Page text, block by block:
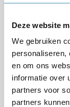
Deze website
We gebruiken
personaliseren,
en om ons
informatie over
partners voor
partners
Quid du
toiture
Après avoir
carport, une
quelletoiture
facile
carport. Il